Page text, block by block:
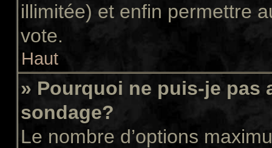
illimitée) et enfin permettre
vote.
Haut
» Pourquoi ne puis-je pas
sondage?
Le nombre d’options